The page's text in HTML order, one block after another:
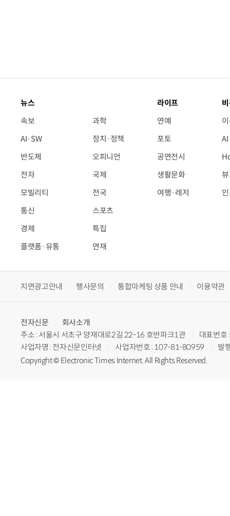
뉴스
속보
AI·SW
반도체
전자
모빌리티
통신
경제
플랫폼·유통
과학
정치·정책
오피니언
국제
전국
스포츠
특집
연재
라이프
연예
포토
공연전시
생활문화
여행·레저
지면광고안내 행사문의 통합마케팅 상품 안내 이용약관
전자신문
회사소개
주소 : 서울시 서초구 양재대로2길 22-16 호반파크1관
대표번
사업자명 : 전자신문인터넷
사업자번호 : 107-81-80959
발
Copyright © Electronic Times Internet. All Rights Reserved.